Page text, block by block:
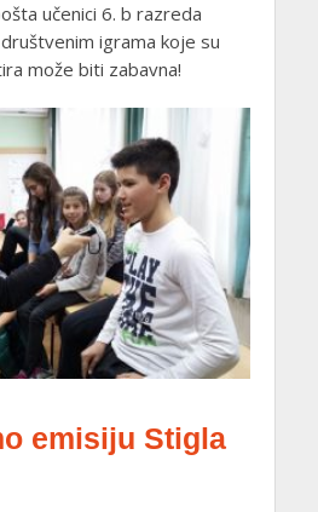
učenici 6. b razreda
igrama koje su
može biti zabavna!
emisiju Stigla